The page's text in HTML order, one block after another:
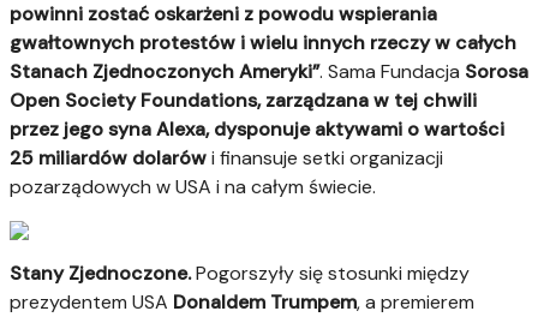
powinni zostać oskarżeni z powodu wspierania
gwałtownych protestów i wielu innych rzeczy w całych
Stanach Zjednoczonych Ameryki”. Sama Fundacja Sorosa
Open Society Foundations, zarządzana w tej chwili
przez jego syna Alexa, dysponuje aktywami o wartości
25 miliardów dolarówi finansuje setki organizacji
pozarządowych w USA i na całym świecie.
Stany Zjednoczone.Pogorszyły się stosunki między
prezydentem USA Donaldem Trumpem, a premierem